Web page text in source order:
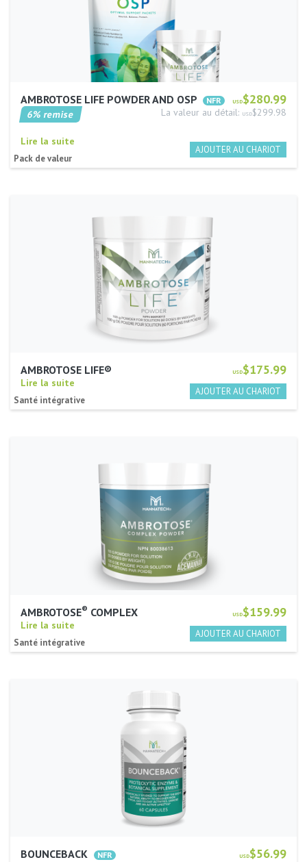
USD$280.99
AMBROTOSE LIFE POWDER AND OSP
La valeur au détail: USD$299.98
6% remise
Lire la suite
Pack de valeur
USD$175.99
AMBROTOSE LIFE®
Lire la suite
Santé intégrative
USD$159.99
AMBROTOSE® COMPLEX
Lire la suite
Santé intégrative
USD$56.99
BOUNCEBACK